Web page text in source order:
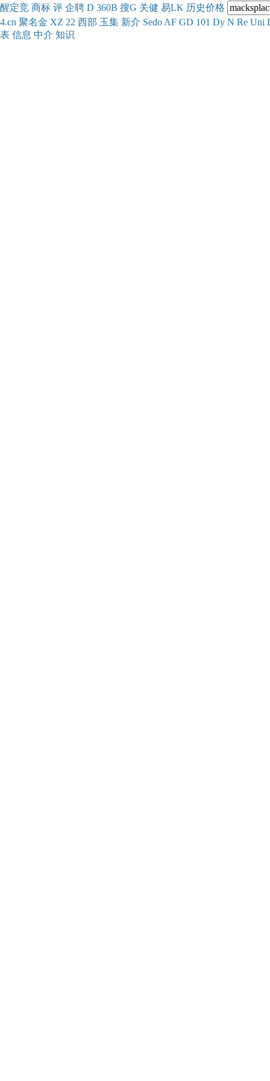
醒定竞 商标 评 企聘 D 360B 搜G 关健 易LK 历史价格
4.cn 聚名金 XZ 22 西部 玉集 新介 Sedo AF GD 101 Dy N Re Uni
表 信息 中介 知识